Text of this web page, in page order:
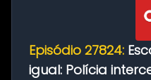
Episódio 27824:
igual: Polícia